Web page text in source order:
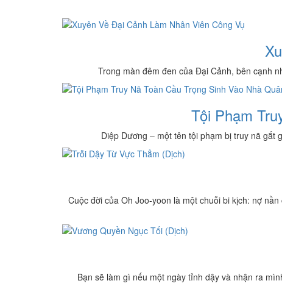
Trong màn đêm đen của Đại Cảnh, bên cạnh
Tội Phạm
Diệp Dương – một tên tội phạm bị truy nã gắt
Cuộc đời của Oh Joo-yoon là một chuỗi bi kịch: nợ
Bạn sẽ làm gì nếu một ngày tỉnh dậy và nhận ra